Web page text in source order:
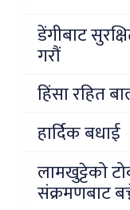
डेंगीबाट
गरौं
हिंसा रहित
हार्दिक बधाई
लामखुट्टेको
संक्रमणबाट